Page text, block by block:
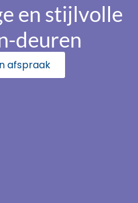
en stijlvolle
deuren
afspraak